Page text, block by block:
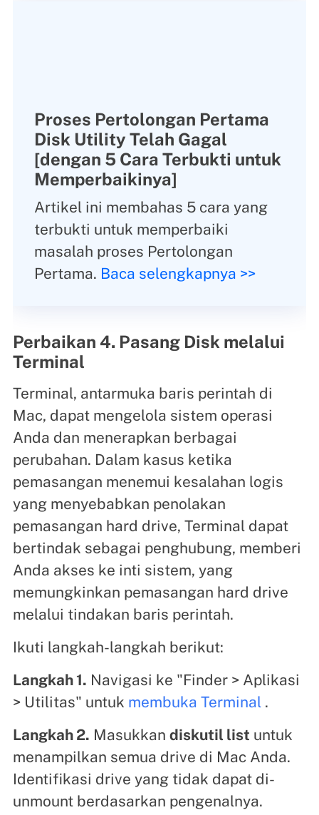
Proses Pertolongan Pertama
Disk Utility Telah Gagal
[dengan 5 Cara Terbukti untuk
Memperbaikinya]
Artikel ini membahas 5 cara yang
terbukti untuk memperbaiki
masalah proses Pertolongan
Pertama. Baca selengkapnya >>
Perbaikan 4. Pasang Disk melalui
Terminal
Terminal, antarmuka baris perintah di
Mac, dapat mengelola sistem operasi
Anda dan menerapkan berbagai
perubahan. Dalam kasus ketika
pemasangan menemui kesalahan logis
yang menyebabkan penolakan
pemasangan hard drive, Terminal dapat
bertindak sebagai penghubung, memberi
Anda akses ke inti sistem, yang
memungkinkan pemasangan hard drive
melalui tindakan baris perintah.
Ikuti langkah-langkah berikut:
Langkah 1. Navigasi ke "Finder > Aplikasi
> Utilitas" untuk membuka Terminal .
Langkah 2. Masukkan diskutil list untuk
menampilkan semua drive di Mac Anda.
Identifikasi drive yang tidak dapat di-
unmount berdasarkan pengenalnya.